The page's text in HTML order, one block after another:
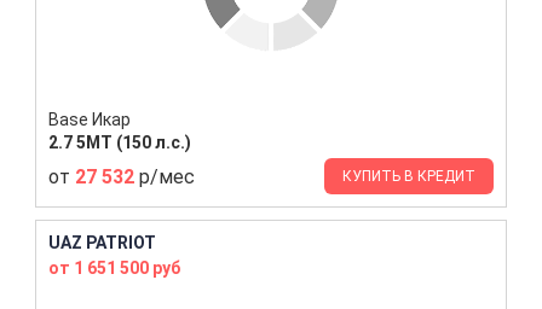
Base Икар
2.7 5МТ (150 л.с.)
от 27 532 р/мес КУПИТЬ В КРЕДИТ
UAZ PATRIOT
от 1 651 500 руб